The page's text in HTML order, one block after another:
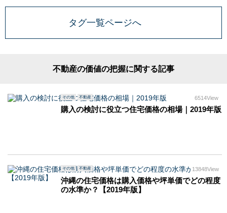
タグ一覧ページへ
不動産の価値の把握に関する記事
その他 不動産 6514View
購入の検討に役立つ住宅価格の相場｜2019年版
その他 不動産 13848View
沖縄の住宅価格は購入価格や坪単価でどの程度
の水準か？【2019年版】